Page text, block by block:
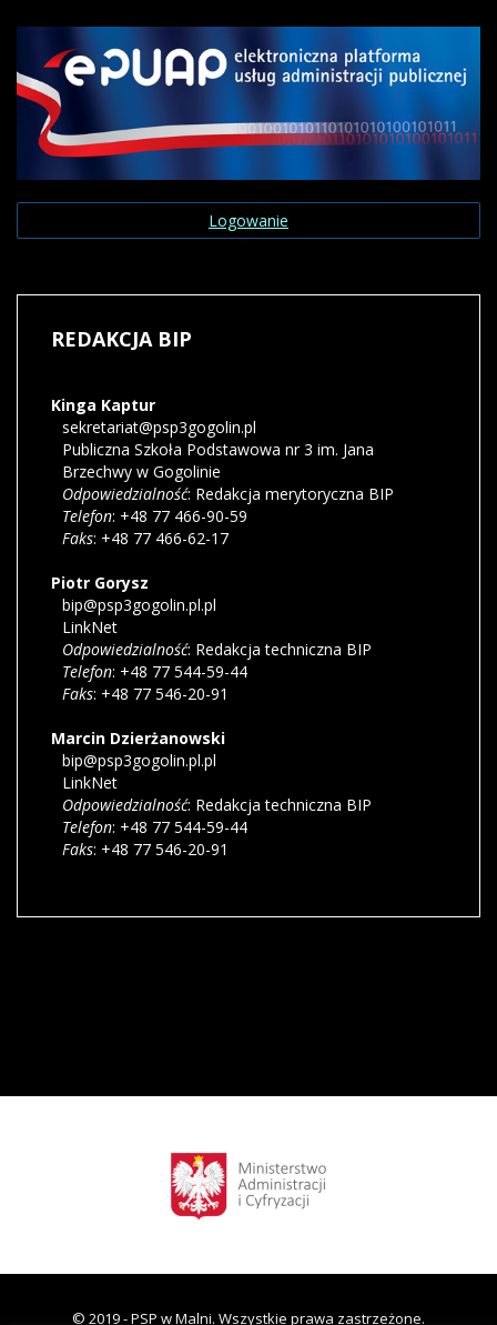
Logowanie
REDAKCJABIP
Kinga Kaptur
sekretariat@psp3gogolin.pl
Publiczna Szkoła Podstawowa nr 3 im. Jana
Brzechwy w Gogolinie
Odpowiedzialność: Redakcja merytoryczna BIP
Telefon: +48 77 466-90-59
Faks: +48 77 466-62-17
Piotr Gorysz
bip@psp3gogolin.pl.pl
LinkNet
Odpowiedzialność: Redakcja techniczna BIP
Telefon: +48 77 544-59-44
Faks: +48 77 546-20-91
Marcin Dzierżanowski
bip@psp3gogolin.pl.pl
LinkNet
Odpowiedzialność: Redakcja techniczna BIP
Telefon: +48 77 544-59-44
Faks: +48 77 546-20-91
© 2019 - PSP w Malni. Wszystkie prawa zastrzeżone.